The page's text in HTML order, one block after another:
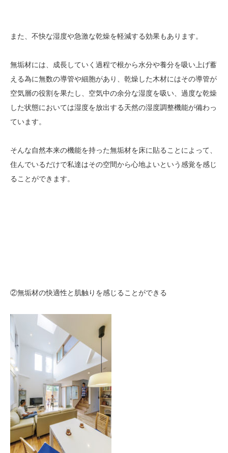
また、不快な湿度や急激な乾燥を軽減する効果もあります。
無垢材には、成長していく過程で根から水分や養分を吸い上げ蓄
える為に無数の導管や細胞があり、乾燥した木材にはその導管が
空気層の役割を果たし、空気中の余分な湿度を吸い、過度な乾燥
した状態においては湿度を放出する天然の湿度調整機能が備わっ
ています。
そんな自然本来の機能を持った無垢材を床に貼ることによって、
住んでいるだけで私達はその空間から心地よいという感覚を感じ
ることができます。
②無垢材の快適性と肌触りを感じることができる